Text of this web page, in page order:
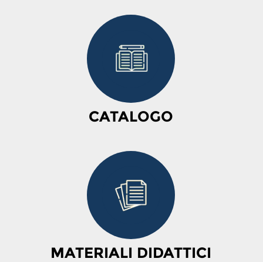
CATALOGO
MATERIALI DIDATTICI